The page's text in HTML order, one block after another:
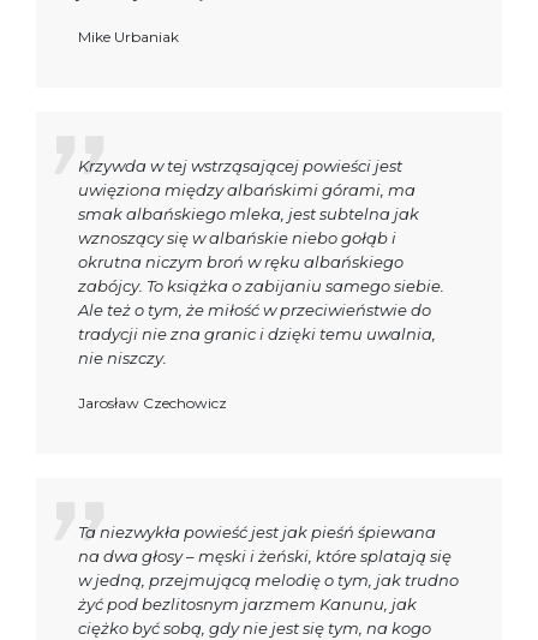
Mike Urbaniak
Krzywda w tej wstrząsającej powieści jest
uwięziona między albańskimi górami, ma
smak albańskiego mleka, jest subtelna jak
wznoszący się w albańskie niebo gołąb i
okrutna niczym broń w ręku albańskiego
zabójcy. To książka o zabijaniu samego siebie.
Ale też o tym, że miłość w przeciwieństwie do
tradycji nie zna granic i dzięki temu uwalnia,
nie niszczy.
Jarosław Czechowicz
Ta niezwykła powieść jest jak pieśń śpiewana
na dwa głosy – męski i żeński, które splatają się
w jedną, przejmującą melodię o tym, jak trudno
żyć pod bezlitosnym jarzmem Kanunu, jak
ciężko być sobą, gdy nie jest się tym, na kogo